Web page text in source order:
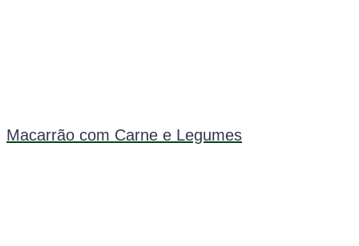
Macarrão com Carne e Legumes